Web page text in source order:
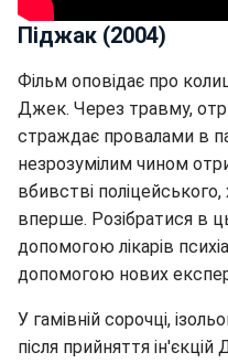
Піджак (2004)
Фільм оповідає про
Джек. Через травму,
страждає провалами в
незрозумілим чином
вбивстві
вперше. Розібратися в
допомогою лікарів
допомогою нових
У гамівній сорочці,
після прийняття